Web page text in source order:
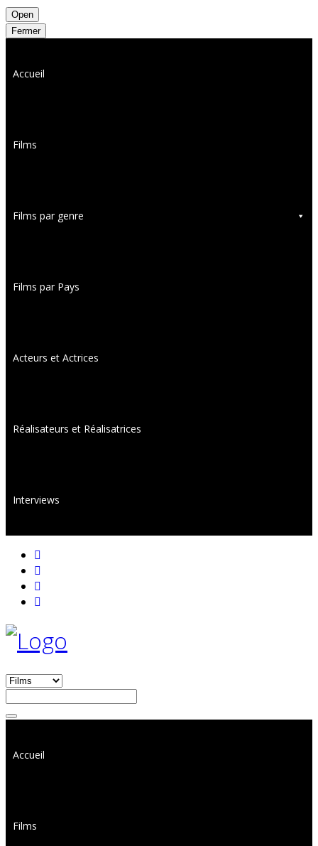
Open
Fermer
Accueil
Films
Films par genre
Films par Pays
Acteurs et Actrices
Réalisateurs et Réalisatrices
Interviews
Accueil
Films